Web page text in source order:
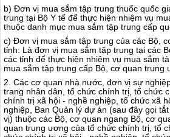
b) Đơn vị mua sắm tập trung thuốc quốc
trung tại Bộ Y tế để thực hiện nhiệm vụ
thuộc danh mục mua sắm tập trung cấp
c) Đơn vị mua sắm tập trung của các Bộ,
tỉnh: Là đơn vị mua sắm tập trung tại các
các tỉnh để thực hiện nhiệm vụ mua sắm
mua sắm tập trung cấp Bộ, cơ quan trung
2. Các cơ quan nhà nước, đơn vị sự
trang nhân dân, tổ chức chính trị, tổ chức
chính trị xã hội - nghề nghiệp, tổ chức xã
nghiệp, Ban Quản lý dự án (sau đây gọi
vị) thuộc các Bộ, cơ quan ngang Bộ, cơ
quan trung ương của tổ chức chính trị, tổ